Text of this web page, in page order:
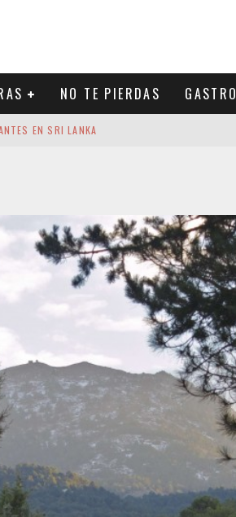
NO TE PIERDAS GASTRO
EN SRI LANKA
LA VIBRANTE CAPITAL DE SRI LANKA
A THODDOO EN UN PARAÍSO BAJO EL AGUA